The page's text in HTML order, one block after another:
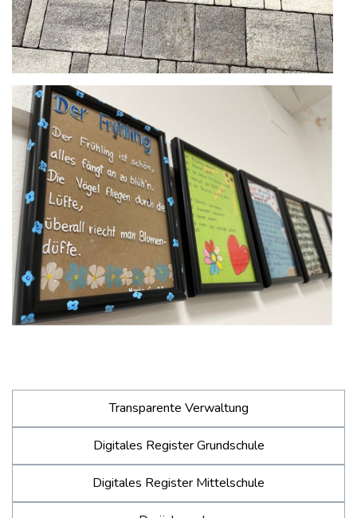
Transparente Verwaltung
Digitales Register Grundschule
Digitales Register Mittelschule